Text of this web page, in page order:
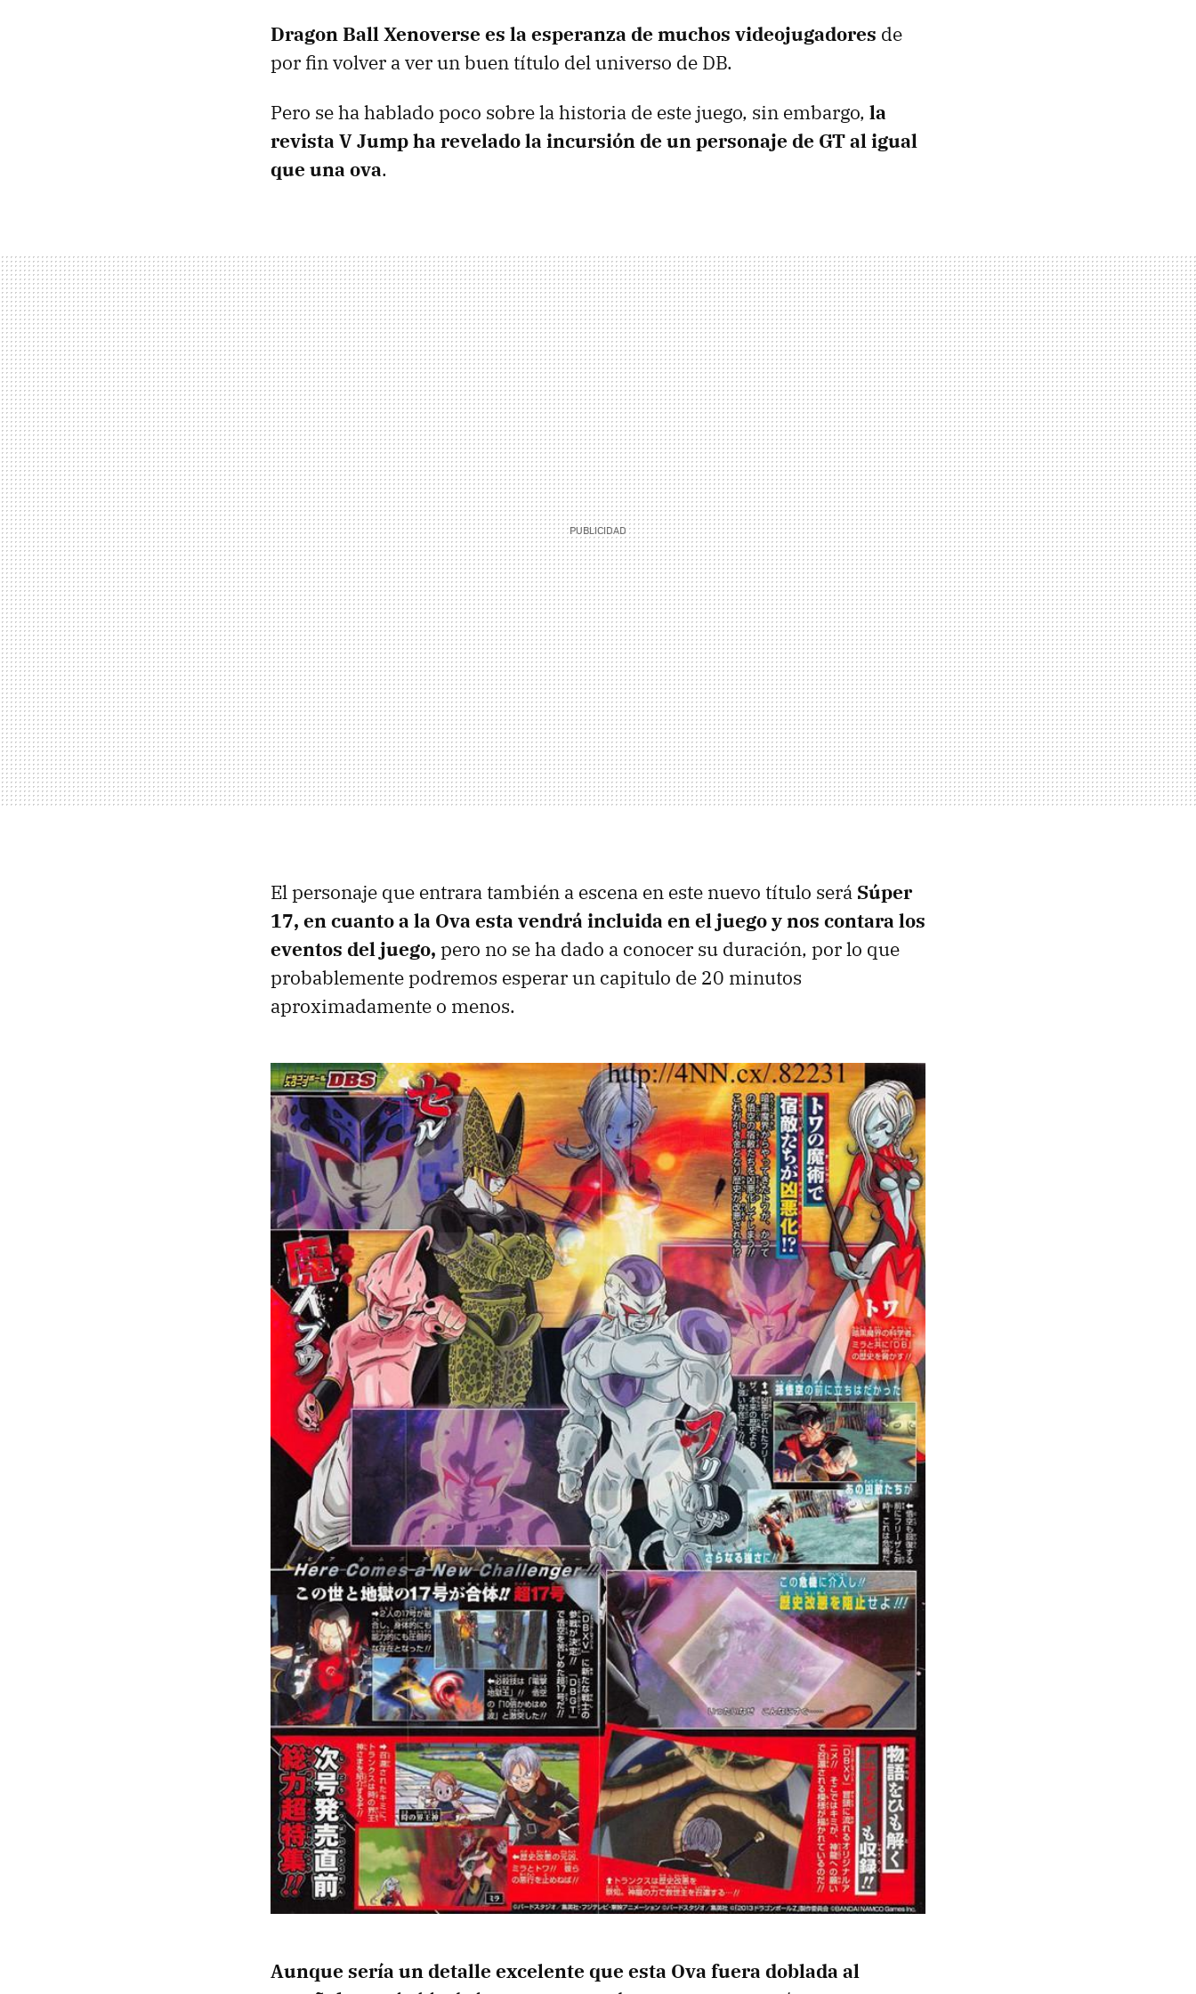
Dragon Ball Xenoverse es la esperanza de muchos videojugadores de
por fin volver a ver un buen título del universo de DB.
Pero se ha hablado poco sobre la historia de este juego, sin embargo, la
revista V Jump ha revelado la incursión de un personaje de GT al igual
que una ova.
El personaje que entrara también a escena en este nuevo título será Súper
17, en cuanto a la Ova esta vendrá incluida en el juego y nos contara los
eventos del juego, pero no se ha dado a conocer su duración, por lo que
probablemente podremos esperar un capitulo de 20 minutos
aproximadamente o menos.
Aunque sería un detalle excelente que esta Ova fuera doblada al